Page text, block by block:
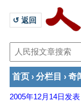
↺ 返回
首页 › 分栏目 › 奇
2005年12月14日 发表